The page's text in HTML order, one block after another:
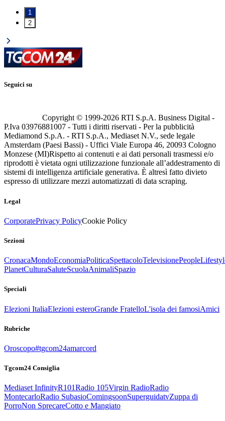
1
2
Seguici su
Copyright © 1999-2026 RTI S.p.A. Business Digital -
P.Iva 03976881007 - Tutti i diritti riservati - Per la pubblicità
Mediamond S.p.A. - RTI S.p.A., Mediaset N.V., sede legale
Amsterdam (Paesi Bassi) - Uffici Viale Europa 46, 20093 Cologno
Monzese (MI)Rispetto ai contenuti e ai dati personali trasmessi e/o
riprodotti è vietata ogni utilizzazione funzionale all’addestramento di
sistemi di intelligenza artificiale generativa. È altresì fatto divieto
espresso di utilizzare mezzi automatizzati di data scraping.
Legal
CorporatePrivacy PolicyCookie Policy
Sezioni
CronacaMondoEconomiaPoliticaSpettacoloTelevisionePeople
PlanetCulturaSaluteScuolaAnimaliSpazio
Speciali
Elezioni ItaliaElezioni esteroGrande FratelloL'isola dei famosiAmici
Rubriche
Oroscopo#tgcom24amarcord
Tgcom24 Consiglia
Mediaset InfinityR101Radio 105Virgin RadioRadio
MontecarloRadio SubasioComingsoonSuperguidatvZuppa di
PorroNon SprecareCotto e Mangiato